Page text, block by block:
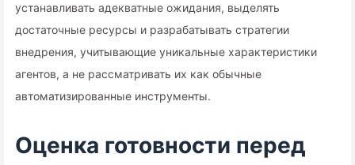
устанавливать адекватные ожидания, выделять
достаточные ресурсы и разрабатывать стратегии
внедрения, учитывающие уникальные характеристики
агентов, а не рассматривать их как обычные
автоматизированные инструменты.
Оценка готовности перед